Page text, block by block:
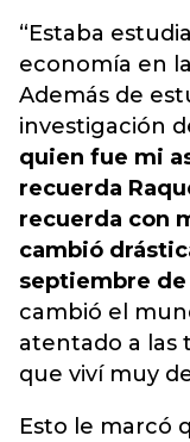
“Estaba
economía en
Además de
investigación
quien fue mi
recuerda
recuerda con
cambió
septiembre de
cambió el
atentado a las
que viví muy
Esto le marcó